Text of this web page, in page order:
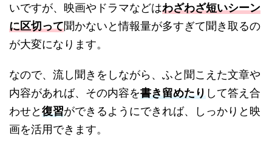
いですが、映画やドラマなどはわざわざ短いシーン
に区切って聞かないと情報量が多すぎて聞き取るの
が大変になります。
なので、流し聞きをしながら、ふと聞こえた文章や
内容があれば、その内容を書き留めたりして答え合
わせと復習ができるようにできれば、しっかりと映
画を活用できます。